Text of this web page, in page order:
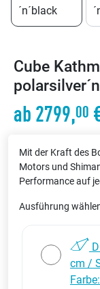
Cube
ab 2799,00
Mit der Kraft des
Motors und
Performance auf
Ausführung
cm /
Farbe: